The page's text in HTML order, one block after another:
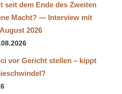
seit dem Ende des Zweiten
Macht? — Interview mit
2026
vor Gericht stellen – kippt